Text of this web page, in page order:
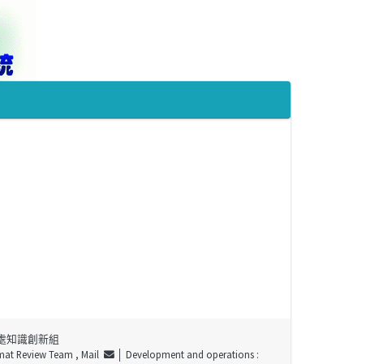
知識創新組
Review Team , Mail
│ Development and operations :